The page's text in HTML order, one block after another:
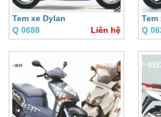
Tem xe Dylan
Q 0688
Liên hệ
Tem
Q